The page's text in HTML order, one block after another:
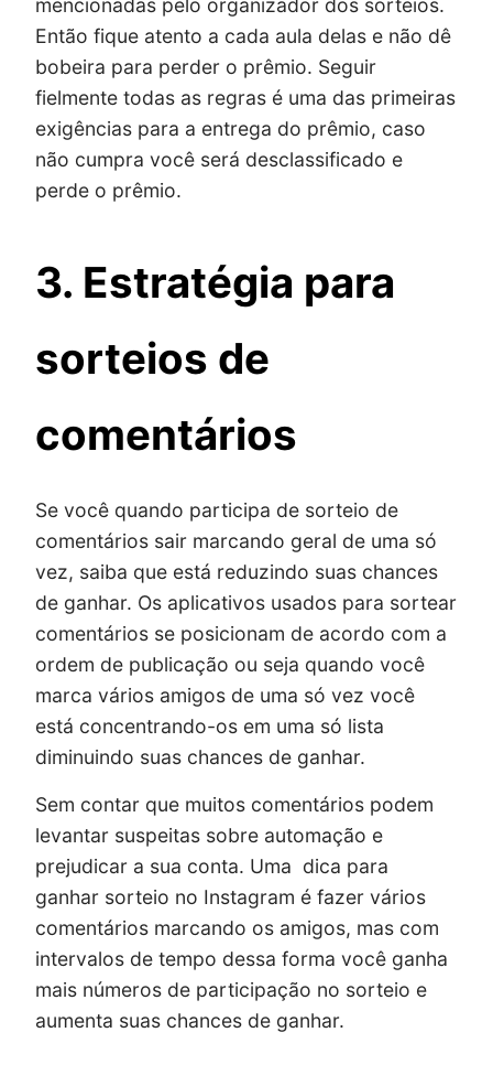
mencionadas pelo organizador dos sorteios.
Então fique atento a cada aula delas e não dê
bobeira para perder o prêmio. Seguir
fielmente todas as regras é uma das primeiras
exigências para a entrega do prêmio, caso
não cumpra você será desclassificado e
perde o prêmio.
3. Estratégia para
sorteios de
comentários
Se você quando participa de sorteio de
comentários sair marcando geral de uma só
vez, saiba que está reduzindo suas chances
de ganhar. Os aplicativos usados para sortear
comentários se posicionam de acordo com a
ordem de publicação ou seja quando você
marca vários amigos de uma só vez você
está concentrando-os em uma só lista
diminuindo suas chances de ganhar.
Sem contar que muitos comentários podem
levantar suspeitas sobre automação e
prejudicar a sua conta. Uma dica para
ganhar sorteio no Instagram é fazer vários
comentários marcando os amigos, mas com
intervalos de tempo dessa forma você ganha
mais números de participação no sorteio e
aumenta suas chances de ganhar.